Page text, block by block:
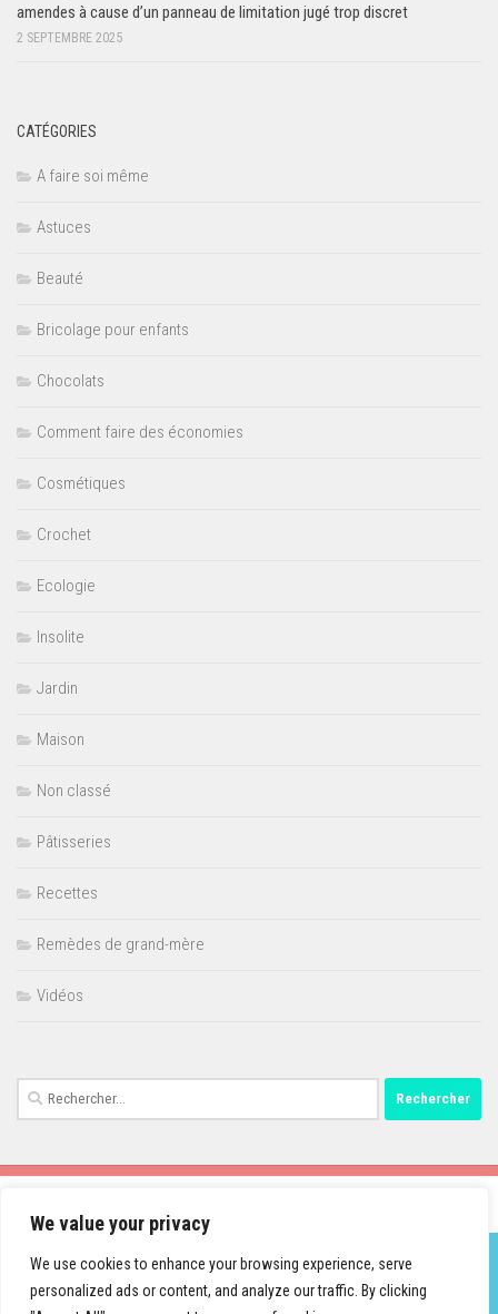
We value your privacy
We use cookies to enhance your browsing experience, serve
personalized ads or content, and analyze our traffic. By clicking
amendes à cause d’un panneau de limitation jugé trop discret
2 SEPTEMBRE 2025
CATÉGORIES
A faire soi même
Astuces
Beauté
Bricolage pour enfants
Chocolats
Comment faire des économies
Cosmétiques
Crochet
Ecologie
Insolite
Jardin
Maison
Non classé
Pâtisseries
Recettes
Remèdes de grand-mère
Vidéos
Rechercher :
Fièrement propulsé par - Conçu par